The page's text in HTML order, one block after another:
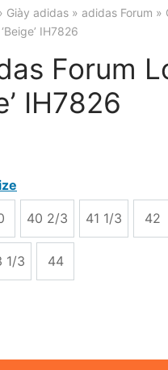
Giày adidas » adidas Forum »
IH7826
Forum
IH7826
40 2/3 41 1/3 42
1/3 44